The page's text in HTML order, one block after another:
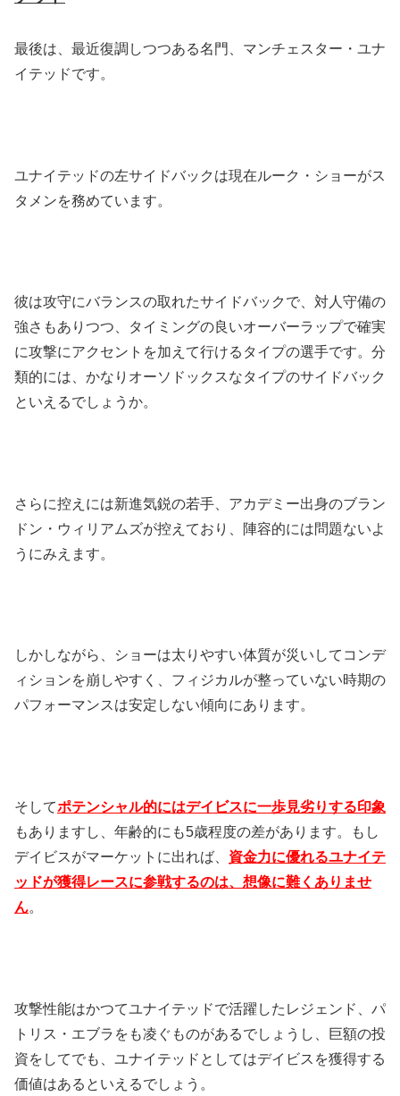
最後は、最近復調しつつある名門、マンチェスター・ユナ
イテッドです。
ユナイテッドの左サイドバックは現在ルーク・ショーがス
タメンを務めています。
彼は攻守にバランスの取れたサイドバックで、対人守備の
強さもありつつ、タイミングの良いオーバーラップで確実
に攻撃にアクセントを加えて行けるタイプの選手です。分
類的には、かなりオーソドックスなタイプのサイドバック
といえるでしょうか。
さらに控えには新進気鋭の若手、アカデミー出身のブラン
ドン・ウィリアムズが控えており、陣容的には問題ないよ
うにみえます。
しかしながら、ショーは太りやすい体質が災いしてコンデ
ィションを崩しやすく、フィジカルが整っていない時期の
パフォーマンスは安定しない傾向にあります。
そしてポテンシャル的にはデイビスに一歩見劣りする印象
もありますし、年齢的にも5歳程度の差があります。もし
デイビスがマーケットに出れば、 資金力に優れるユナイテ
ッドが獲得レースに参戦するのは、想像に難くありませ
ん。
攻撃性能はかつてユナイテッドで活躍したレジェンド、パ
トリス・エブラをも凌ぐものがあるでしょうし、巨額の投
資をしてでも、ユナイテッドとしてはデイビスを獲得する
価値はあるといえるでしょう。